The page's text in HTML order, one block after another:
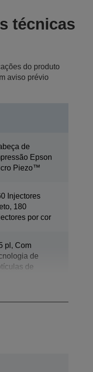
técnicas
do produto
aviso prévio
de
Epson
Piezo™
Injectores
180
por cor
pl, Com
de
de